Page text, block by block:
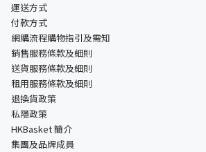
運送方式
付款方式
網購流程購物指引及需知
銷售服務條款及細則
送貨服務條款及細則
租用服務條款及細則
退換貨政策
私隱政策
HKBasket 簡介
集團及品牌成員